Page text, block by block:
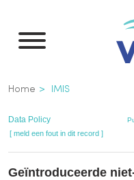
naar
inhoud
gaan
Kruimelpad
Home IMIS
Data Policy
[ meld een fout in dit record ]
Geïntroduceerde